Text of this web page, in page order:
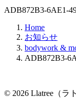
ADB872B3-6AE1-
Home
お知らせ
bodywork &
ADB872B3-
© 2026 Llatree（ラ